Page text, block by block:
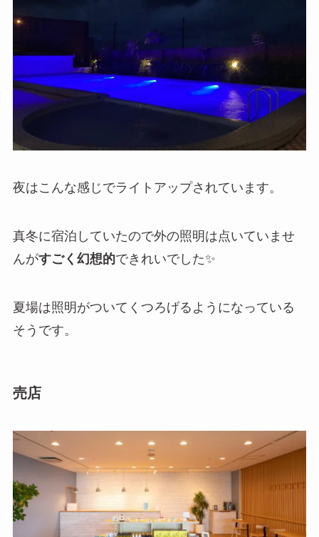
夜はこんな感じでライトアップされています。
真冬に宿泊していたので外の照明は点いていませ
んがすごく幻想的できれいでした✨
夏場は照明がついてくつろげるようになっている
そうです。
売店